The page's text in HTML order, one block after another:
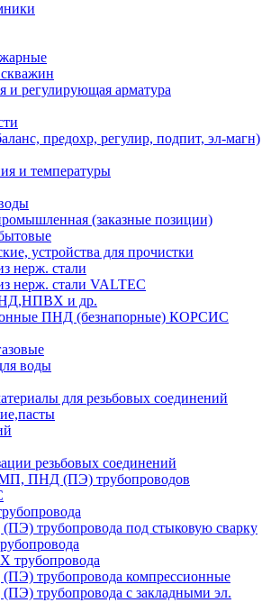
и регулирующая арматура
предохр, регулир, подпит, эл-магн)
и температуры
(заказные позиции)
устройства для прочистки
нерж. стали
нерж. стали VALTEC
и др.
ПНД (безнапорные) КОРСИС
воды
для резьбовых соединений
резьбовых соединений
ПНД (ПЭ) трубопроводов
трубопровода под стыковую сварку
трубопровода
трубопровода компрессионные
трубопровода с закладными эл.